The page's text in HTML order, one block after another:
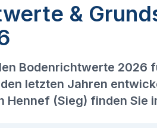
&
Bodenrichtwerte 2026
letzten Jahren
Hennef (Sieg) finden Sie